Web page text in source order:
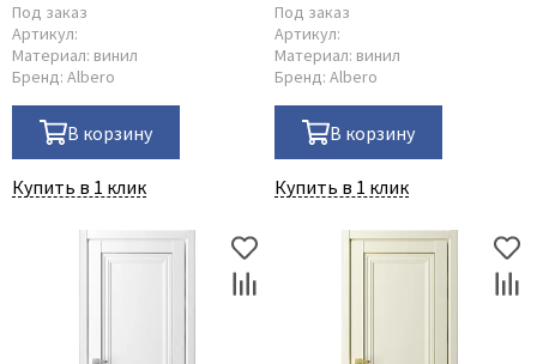
Под заказ
Артикул:
Материал: винил
Бренд: Albero
В корзину
Купить в 1 клик
Под заказ
Артикул:
Материал: винил
Бренд: Albero
В корзину
Купить в 1 клик